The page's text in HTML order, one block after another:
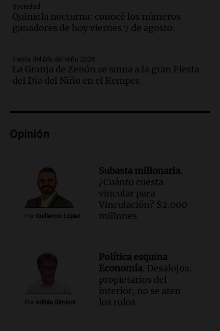
Audio. Aumento de tarifas de luz en San
Luis a partir de agosto por nueva
regulación de la energía
Episodios
Audio.Gabriela Irrazábal: “Un 35,5% de
la población del país fue a templos a
Episodios
Audio.
sobre la muerte del kitesurfista en
Episodios
Audio.
José Roccuzzo, cortes de carne y
compras de Antonella: bromas en
Rosario.
compras de Antonella: bromas en
Rosario.
Viva la Radio Rosario
Episodios
Audio.Luciano Cáceres llega a Córdoba a
Sociedad
Quiniela nocturna: conocé los números
ganadores de hoy viernes 7 de agosto.
Fiesta del Día del Niño 2026
La Granja de Zenón se suma a la gran Fiesta
del Día del Niño en el Kempes
Opinión
Por Guillermo López
Subasta millonaria.
¿Cuánto cuesta
vincular para
Vinculación? $2.000
millones
Por Adrián Simioni
Política esquina
Economía. Desalojos:
propietarios del
interior, no se aten
los rulos